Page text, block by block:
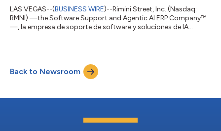
LAS VEGAS--(BUSINESS WIRE)--Rimini Street, Inc. (Nasdaq:
RMNI) —the Software Support and Agentic AI ERP Company™
—, la empresa de soporte de software y soluciones de IA
incorporación más reciente a la cartera de soluciones de
gobernanza, riesgo y cumplimiento (GRC) de Rimini Govern.
Este nuevo servicio se brinda las 24 horas d...
Back to Newsroom